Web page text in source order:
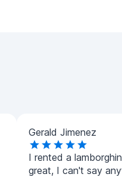
Gerald Jimenez
I rented a
great, I can't say